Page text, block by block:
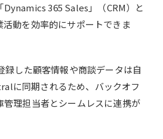
365 Sales」（CRM）と
動を効率的にサポートできま
録した顧客情報や商談データは自
に同期されるため、バックオフ
管理担当者とシームレスに連携が